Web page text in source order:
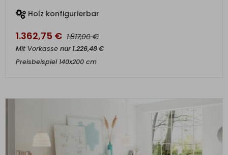
Holz konfigurierbar
1.362,75 € 1.817,00€
Mit Vorkasse nur1.226,48€
Preisbeispiel 140x200 cm